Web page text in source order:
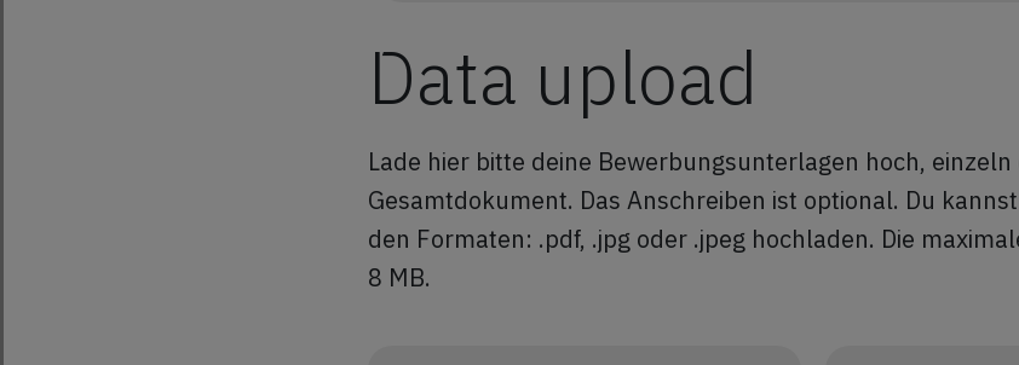
Data upload
Lade hier bitte deine Bewerbungsunterlagen hoch, einzeln
Gesamtdokument. Das Anschreiben ist optional. Du
den Formaten: .pdf, .jpg oder .jpeg hochladen. Die
8 MB.